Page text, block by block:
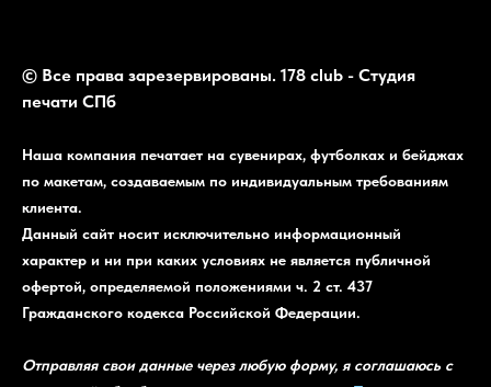
© Все права зарезервированы. 178 club - Студия
печати СПб
Наша компания печатает на сувенирах, футболках и бейджах
по макетам, создаваемым по индивидуальным требованиям
клиента.
Данный сайт носит исключительно информационный
характер и ни при каких условиях не является публичной
офертой, определяемой положениями ч. 2 ст. 437
Гражданского кодекса Российской Федерации.
Отправляя свои данные через любую форму, я соглашаюсь с